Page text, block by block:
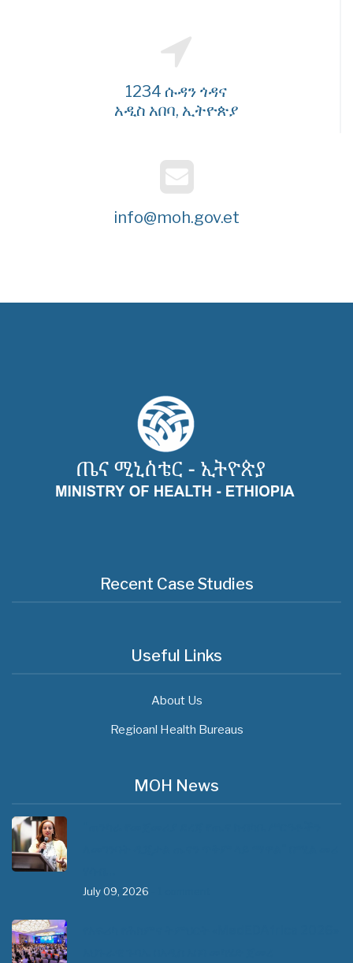
1234 ሱዳን ጎዳና
አዲስ አበባ, ኢትዮጵያ
info@moh.gov.et
Recent Case Studies
Useful Links
About Us
Regioanl Health Bureaus
MOH News
July 09, 2026